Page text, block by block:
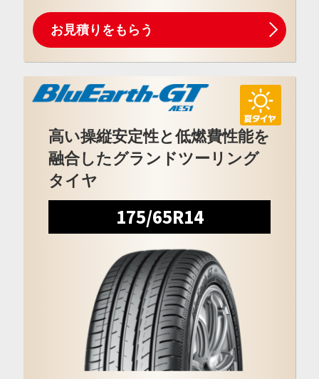
お見積りをもらう
高い操縦安定性と低燃費性能を
融合したグランドツーリング
タイヤ
175/65R14